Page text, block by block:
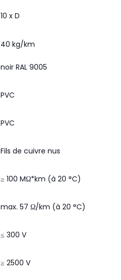
10 x D
40 kg/km
noir RAL 9005
PVC
PVC
Fils de cuivre nus
≥ 100 MΩ*km (à 20 °C)
max. 57 Ω/km (à 20 °C)
≤ 300 V
≥ 2500 V